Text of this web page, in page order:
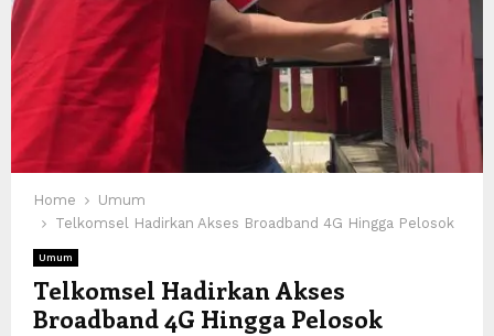
Home
Umum
Telkomsel Hadirkan Akses Broadband 4G Hingga Pelosok
Umum
Telkomsel Hadirkan Akses
Broadband 4G Hingga Pelosok